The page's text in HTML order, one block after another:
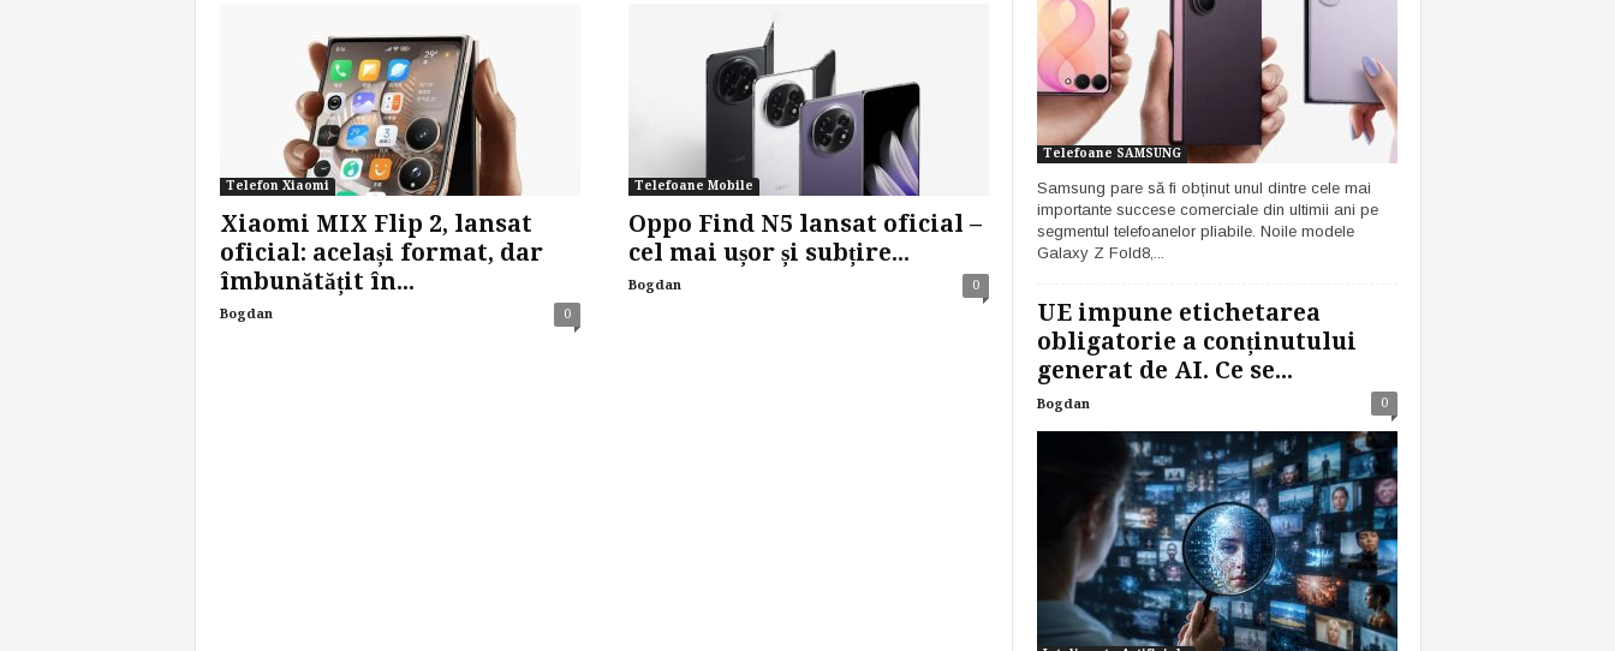
Telefon Xiaomi
Xiaomi MIX Flip 2, lansat
oficial: același format, dar
îmbunătățit în...
Bogdan 0
Telefoane Mobile
Oppo Find N5 lansat oficial –
cel mai ușor și subțire...
Bogdan 0
Telefoane SAMSUNG
Samsung pare să fi obținut unul dintre cele mai
importante succese comerciale din ultimii ani pe
segmentul telefoanelor pliabile. Noile modele
Galaxy Z Fold8,...
UE impune etichetarea
obligatorie a conținutului
generat de AI. Ce se...
Bogdan 0